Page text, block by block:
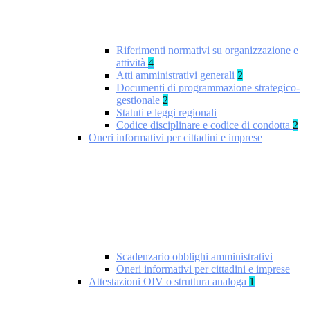
Riferimenti normativi su organizzazione e
attività 4
Atti amministrativi generali 2
Documenti di programmazione strategico-
gestionale 2
Statuti e leggi regionali
Codice disciplinare e codice di condotta 2
Oneri informativi per cittadini e imprese
Scadenzario obblighi amministrativi
Oneri informativi per cittadini e imprese
Attestazioni OIV o struttura analoga 1